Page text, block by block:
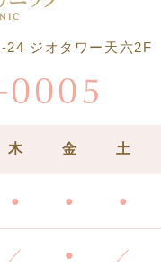
24 ジオタワー天六2F
木 金 土
● ● ●
／ ● ／